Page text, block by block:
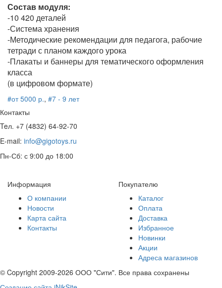
Состав модуля:
-10 420 деталей
-Система хранения
-Методические рекомендации для педагога, рабочие
тетради с планом каждого урока
-Плакаты и баннеры для тематического оформления
класса
(в цифровом формате)
#от 5000 р., #7 - 9 лет
Контакты
Teл. +7 (4832) 64-92-70
E-mail: info@gigotoys.ru
Пн-Сб: с 9:00 до 18:00
Информация
О компании
Новости
Карта сайта
Контакты
Покупателю
Каталог
Оплата
Доставка
Избранное
Новинки
Акции
Адреса магазинов
© Copyright 2009-2026 ООО "Сити". Все права сохранены